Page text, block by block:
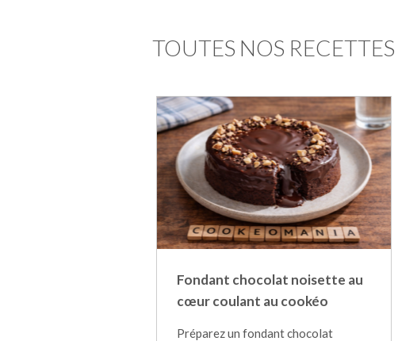
TOUTES NOS
Fondant chocolat noisette au
cœur coulant au cookéo
Préparez un fondant chocolat